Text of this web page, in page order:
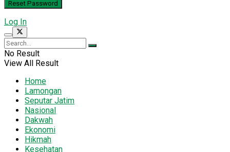
Log In
No Result
View All Result
Home
Lamongan
Seputar Jatim
Nasional
Dakwah
Ekonomi
Hikmah
Kesehatan